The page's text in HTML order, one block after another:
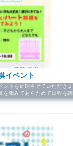
イベント
ントを延期させていただきま
を鑑みてあらためて日程を調